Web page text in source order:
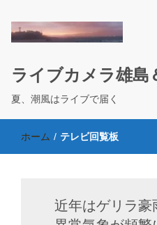
ライブカメラ雄島
夏、潮風はライブで届く
ホーム / テレビ回覧板
近年はゲリラ豪